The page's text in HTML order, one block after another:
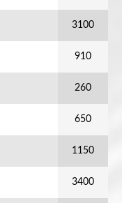
3100
910
260
650
1150
3400